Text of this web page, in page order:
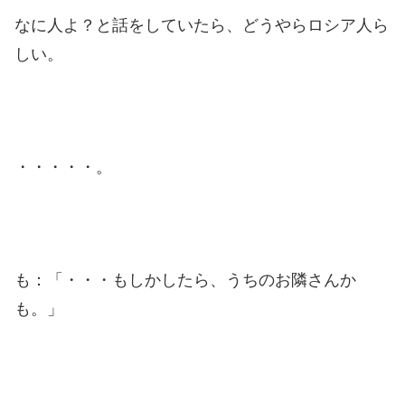
なに人よ？と話をしていたら、どうやらロシア人ら
しい。
・・・・・。
も：「・・・もしかしたら、うちのお隣さんか
も。」